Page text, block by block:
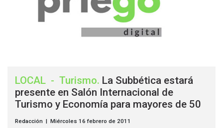
LOCAL - Turismo. La Subbética estará
presente en Salón Internacional de
Turismo y Economía para mayores de 50
Redacción | Miércoles 16 febrero de 2011